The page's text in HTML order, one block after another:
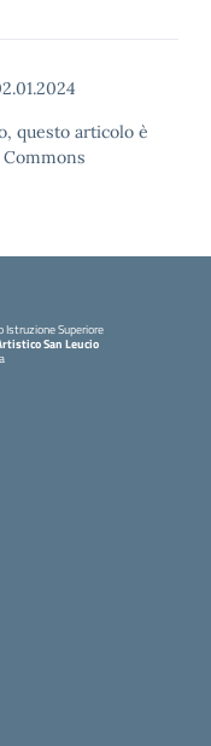
questo articolo è
Superiore
San Leucio